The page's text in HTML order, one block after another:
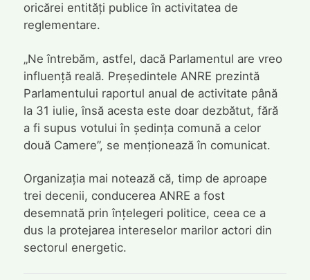
oricărei entități publice în activitatea de
reglementare.
„Ne întrebăm, astfel, dacă Parlamentul are vreo
influență reală. Președintele ANRE prezintă
Parlamentului raportul anual de activitate până
la 31 iulie, însă acesta este doar dezbătut, fără
a fi supus votului în ședința comună a celor
două Camere”, se menționează în comunicat.
Organizația mai notează că, timp de aproape
trei decenii, conducerea ANRE a fost
desemnată prin înțelegeri politice, ceea ce a
dus la protejarea intereselor marilor actori din
sectorul energetic.